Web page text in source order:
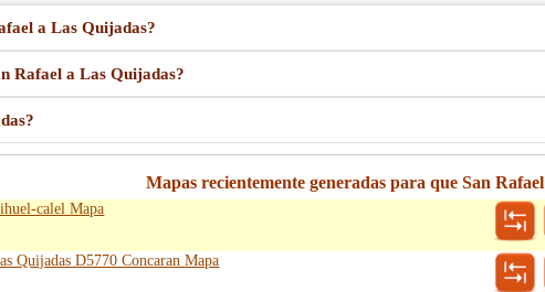
a Las Quijadas?
Rafael a Las Quijadas?
Mapas recientemente generadas para que San Rafael
calel Mapa
Quijadas D5770 Concaran Mapa